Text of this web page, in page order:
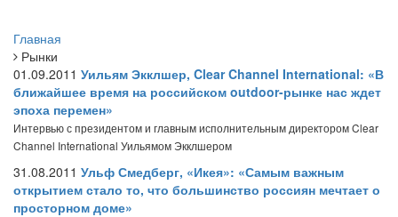
Главная
Рынки
01.09.2011 Уильям Экклшер, Clear Channel International: «В
ближайшее время на российском outdoor-рынке нас ждет
эпоха перемен»
Интервью с президентом и главным исполнительным директором Clear
Channel International Уильямом Экклшером
31.08.2011 Ульф Смедберг, «Икея»: «Самым важным
открытием стало то, что большинство россиян мечтает о
просторном доме»